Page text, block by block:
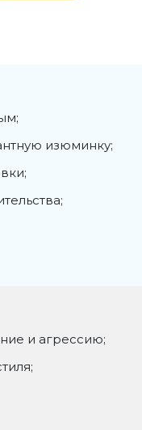
изюминку;
и агрессию;